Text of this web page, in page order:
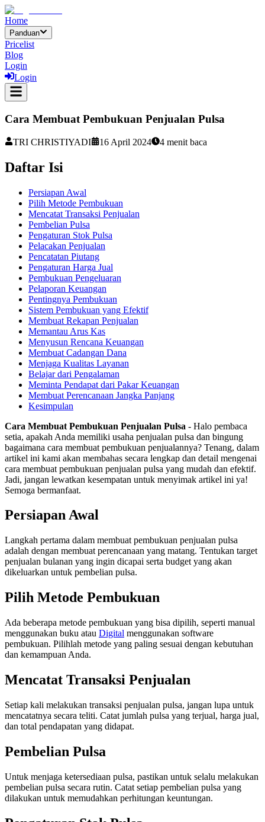
Home
Panduan
Pricelist
Blog
Login
Login
Cara Membuat Pembukuan Penjualan Pulsa
TRI CHRISTIYADI 16 April 2024 4 menit baca
Daftar Isi
Persiapan Awal
Pilih Metode Pembukuan
Mencatat Transaksi Penjualan
Pembelian Pulsa
Pengaturan Stok Pulsa
Pelacakan Penjualan
Pencatatan Piutang
Pengaturan Harga Jual
Pembukuan Pengeluaran
Pelaporan Keuangan
Pentingnya Pembukuan
Sistem Pembukuan yang Efektif
Membuat Rekapan Penjualan
Memantau Arus Kas
Menyusun Rencana Keuangan
Membuat Cadangan Dana
Menjaga Kualitas Layanan
Belajar dari Pengalaman
Meminta Pendapat dari Pakar Keuangan
Membuat Perencanaan Jangka Panjang
Kesimpulan
Cara Membuat Pembukuan Penjualan Pulsa - Halo pembaca
setia, apakah Anda memiliki usaha penjualan pulsa dan bingung
bagaimana cara membuat pembukuan penjualannya? Tenang, dalam
artikel ini kami akan membahas secara lengkap dan detail mengenai
cara membuat pembukuan penjualan pulsa yang mudah dan efektif.
Jadi, jangan lewatkan kesempatan untuk menyimak artikel ini ya!
Semoga bermanfaat.
Persiapan Awal
Langkah pertama dalam membuat pembukuan penjualan pulsa
adalah dengan membuat perencanaan yang matang. Tentukan target
penjualan bulanan yang ingin dicapai serta budget yang akan
dikeluarkan untuk pembelian pulsa.
Pilih Metode Pembukuan
Ada beberapa metode pembukuan yang bisa dipilih, seperti manual
menggunakan buku atau Digital menggunakan software
pembukuan. Pilihlah metode yang paling sesuai dengan kebutuhan
dan kemampuan Anda.
Mencatat Transaksi Penjualan
Setiap kali melakukan transaksi penjualan pulsa, jangan lupa untuk
mencatatnya secara teliti. Catat jumlah pulsa yang terjual, harga jual,
dan total pendapatan yang didapat.
Pembelian Pulsa
Untuk menjaga ketersediaan pulsa, pastikan untuk selalu melakukan
pembelian pulsa secara rutin. Catat setiap pembelian pulsa yang
dilakukan untuk memudahkan perhitungan keuntungan.